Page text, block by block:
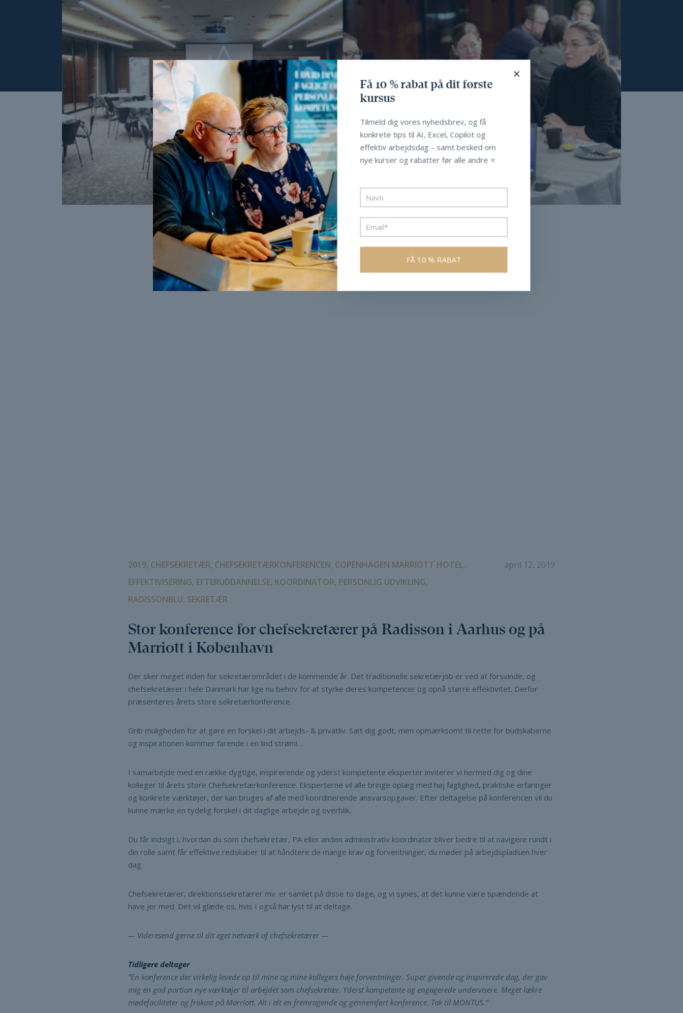
×
Få 10 % rabat på dit første
kursus
Tilmeld dig vores nyhedsbrev, og få
konkrete tips til AI, Excel, Copilot og
effektiv arbejdsdag – samt besked om
nye kurser og rabatter før alle andre ⭐️
2019, CHEFSEKRETÆR, CHEFSEKRETÆRKONFERENCEN, COPENHAGEN MARRIOTT HOTEL,
EFFEKTIVISERING, EFTERUDDANNELSE, KOORDINATOR, PERSONLIG UDVIKLING,
RADISSONBLU, SEKRETÆR
april 12, 2019
Stor konference for chefsekretærer på Radisson i Aarhus og på
Marriott i København
Der sker meget inden for sekretærområdet i de kommende år. Det traditionelle sekretærjob er ved at forsvinde, og
chefsekretærer i hele Danmark har lige nu behov for at styrke deres kompetencer og opnå større effektivitet. Derfor
præsenteres årets store sekretærkonference.
Grib muligheden for at gøre en forskel i dit arbejds- & privatliv. Sæt dig godt, men opmærksomt til rette for budskaberne
og inspirationen kommer farende i en lind strøm!…
I samarbejde med en række dygtige, inspirerende og yderst kompetente eksperter inviterer vi hermed dig og dine
kolleger til årets store Chefsekretærkonference. Eksperterne vil alle bringe oplæg med høj faglighed, praktiske erfaringer
og konkrete værktøjer, der kan bruges af alle med koordinerende ansvarsopgaver. Efter deltagelse på konferencen vil du
kunne mærke en tydelig forskel i dit daglige arbejde og overblik.
Du får indsigt i, hvordan du som chefsekretær, PA eller anden administrativ koordinator bliver bedre til at navigere rundt i
din rolle samt får effektive redskaber til at håndtere de mange krav og forventninger, du møder på arbejdspladsen hver
dag.
Chefsekretærer, direktionssekretærer mv. er samlet på disse to dage, og vi synes, at det kunne være spændende at
have jer med. Det vil glæde os, hvis I også har lyst til at deltage.
— Videresend gerne til dit eget netværk af chefsekretærer —
Tidligere deltager
”En konference der virkelig levede op til mine og mine kollegers høje forventninger. Super givende og inspirerede dag, der gav
mig en god portion nye værktøjer til arbejdet som chefsekretær. Yderst kompetente og engagerede undervisere. Meget lækre
mødefaciliteter og frokost på Marriott. Alt i alt en fremragende og gennemført konference. Tak til MONTUS.”